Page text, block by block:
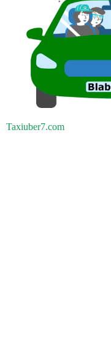
Taxiuber7.com